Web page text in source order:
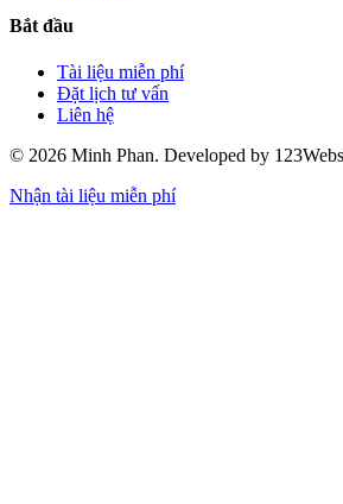
Bắt đầu
Tài liệu miễn phí
Đặt lịch tư vấn
Liên hệ
© 2026 Minh Phan. Developed by
Nhận tài liệu miễn phí